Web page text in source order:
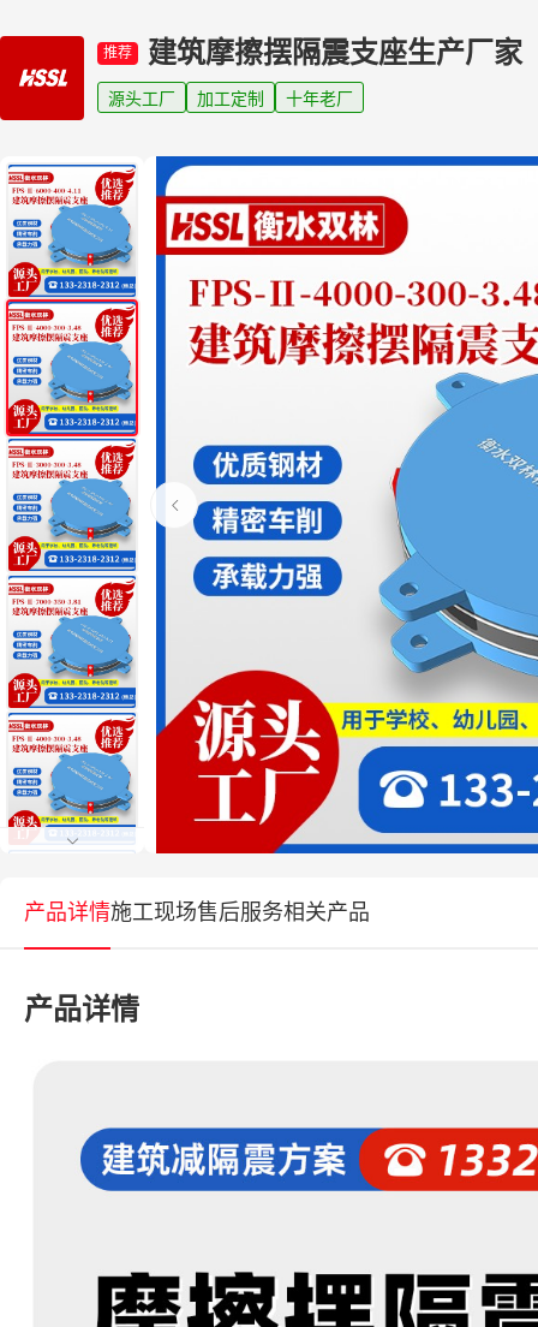
推荐 建筑摩擦摆隔震支座生产厂家
源头工厂 加工定制 十年老厂
产品详情施工现场售后服务相关产品
产品详情